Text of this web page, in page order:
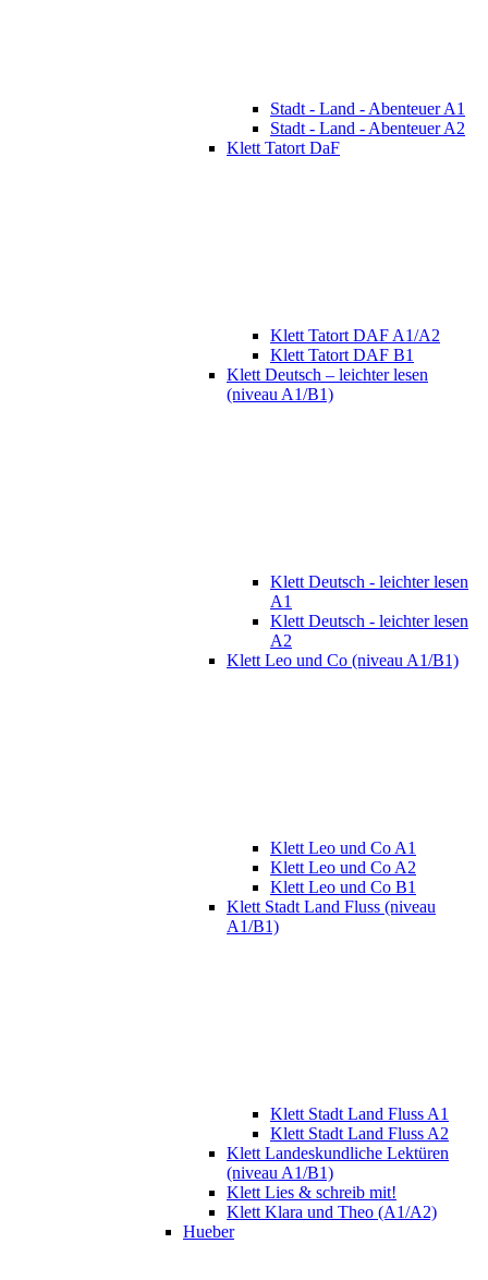
Stadt - Land - Abenteuer A1
Stadt - Land - Abenteuer A2
Klett Tatort DaF
Klett Tatort DAF A1/A2
Klett Tatort DAF B1
Klett Deutsch – leichter lesen
(niveau A1/B1)
Klett Deutsch - leichter lesen
A1
Klett Deutsch - leichter lesen
A2
Klett Leo und Co (niveau A1/B1)
Klett Leo und Co A1
Klett Leo und Co A2
Klett Leo und Co B1
Klett Stadt Land Fluss (niveau
A1/B1)
Klett Stadt Land Fluss A1
Klett Stadt Land Fluss A2
Klett Landeskundliche Lektüren
(niveau A1/B1)
Klett Lies & schreib mit!
Klett Klara und Theo (A1/A2)
Hueber